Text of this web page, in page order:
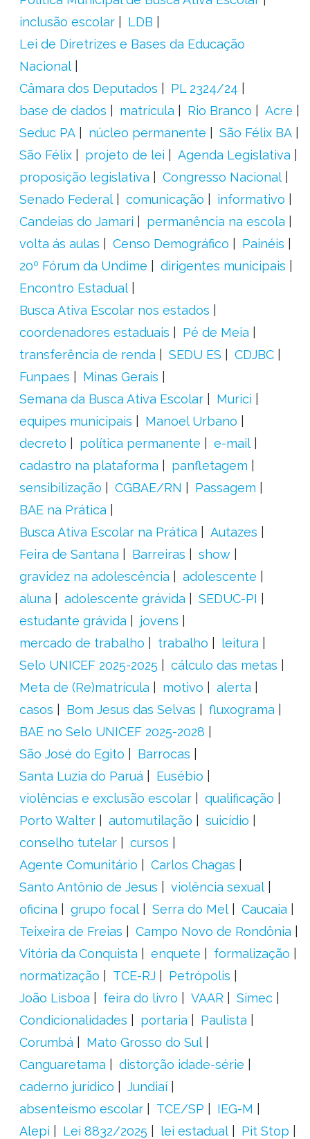
inclusão escolar
LDB
Lei de Diretrizes e Bases da Educação
Nacional
Câmara dos Deputados
PL 2324/24
base de dados
matrícula Rio Branco
Acre
Seduc PA
núcleo permanente
São Félix BA
São Félix
projeto de lei
Agenda Legislativa
proposição legislativa
Congresso Nacional
Senado Federal
comunicação
informativo
Candeias do Jamari
permanência na escola
volta ás aulas
Censo Demográfico
Painéis
20º Fórum da Undime
dirigentes municipais
Encontro Estadual
Busca Ativa Escolar nos estados
coordenadores estaduais
Pé de Meia
transferência de renda
SEDU ES
CDJBC
Funpaes
Minas Gerais
Semana da Busca Ativa Escolar
Murici
equipes municipais
Manoel Urbano
decreto
política permanente
e-mail
cadastro na plataforma
panfletagem
sensibilização
CGBAE/RN
Passagem
BAE na Prática
Busca Ativa Escolar na Prática
Autazes
Feira de Santana
Barreiras
show
gravidez na adolescência
adolescente
aluna
adolescente grávida
SEDUC-PI
estudante grávida
jovens
mercado de trabalho
trabalho
leitura
Selo UNICEF 2025-2025
cálculo das metas
Meta de (Re)matrícula
motivo
alerta
casos
Bom Jesus das Selvas
fluxograma
BAE no Selo UNICEF 2025-2028
São José do Egito
Barrocas
Santa Luzia do Paruá
Eusébio
violências e exclusão escolar
qualificação
Porto Walter
automutilação
suicídio
conselho tutelar
cursos
Agente Comunitário
Carlos Chagas
Santo Antônio de Jesus
violência sexual
oficina
grupo focal Serra do Mel
Caucaia
Teixeira de Freias
Campo Novo de Rondônia
Vitória da Conquista
enquete
formalização
normatização
TCE-RJ
Petrópolis
João Lisboa
feira do livro VAAR
Simec
Condicionalidades
portaria
Paulista
Corumbá
Mato Grosso do Sul
Canguaretama
distorção idade-série
caderno jurídico
Jundiaí
absenteísmo escolar
TCE/SP
IEG-M
Alepi
Lei 8832/2025 lei estadual
Pit Stop